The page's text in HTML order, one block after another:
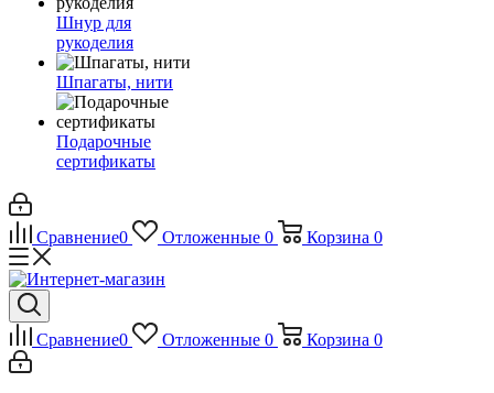
Шнур для
рукоделия
Шпагаты, нити
Подарочные
сертификаты
Сравнение0 Отложенные 0 Корзина 0
Сравнение0 Отложенные 0 Корзина 0